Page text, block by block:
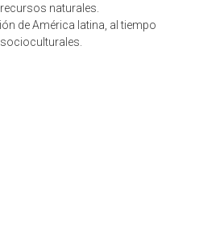
naturales.
de América latina, al tiempo